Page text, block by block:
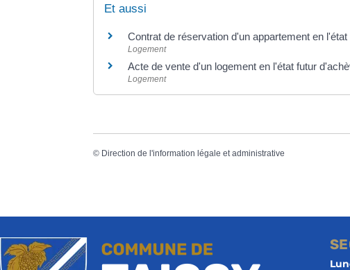
Et aussi
Contrat de réservation d'un appartement en
Logement
Acte de vente d'un logement en l'état futur
Logement
© Direction de l'information légale et administrative